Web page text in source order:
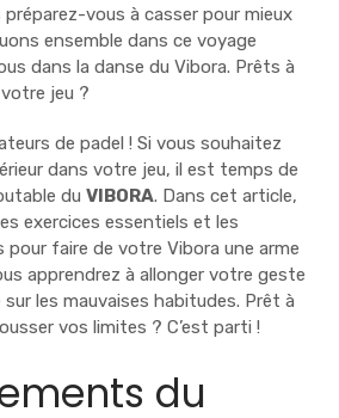
préparez-vous à casser pour mieux
ensemble dans ce voyage
dans la danse du Vibora. Prêts à
jeu ?
de padel ! Si vous souhaitez
dans votre jeu, il est temps de
du VIBORA. Dans cet article,
exercices essentiels et les
pour faire de votre Vibora une arme
apprendrez à allonger votre geste
les mauvaises habitudes. Prêt à
vos limites ? C’est parti !
du